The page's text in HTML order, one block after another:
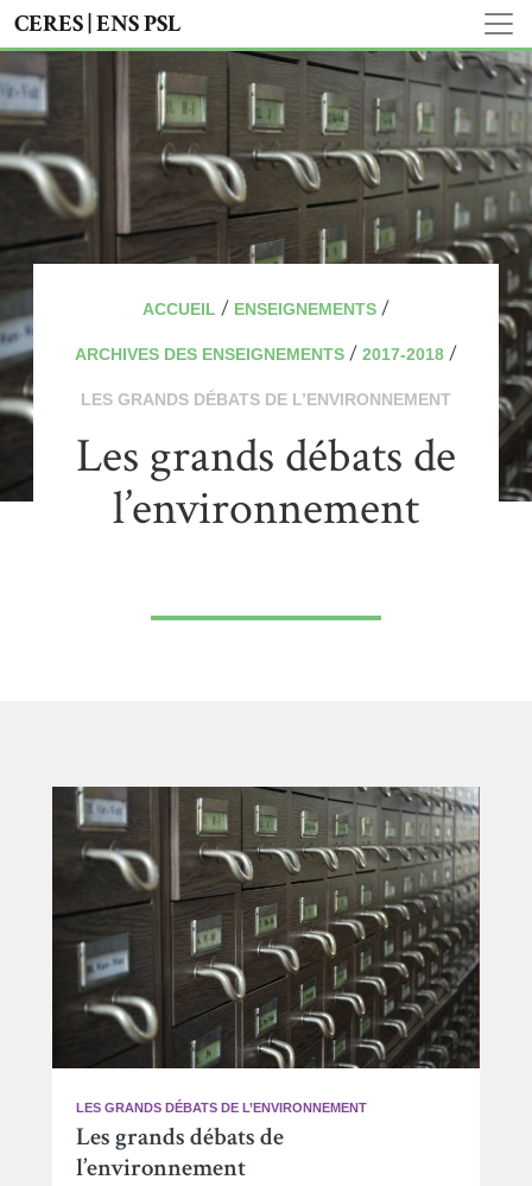
CERES | ENS PSL
ACCUEIL / ENSEIGNEMENTS /
ARCHIVES DES ENSEIGNEMENTS / 2017-2018 /
LES GRANDS DÉBATS DE L’ENVIRONNEMENT
Les grands débats de
l’environnement
LES GRANDS DÉBATS DE L’ENVIRONNEMENT
Les grands débats de
l’environnement